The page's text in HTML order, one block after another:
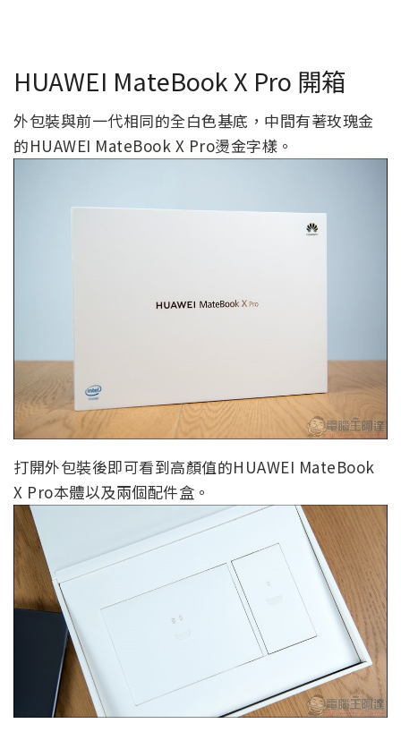
HUAWEI MateBook X Pro 開箱
外包裝與前一代相同的全白色基底，中間有著玫瑰金
的HUAWEI MateBook X Pro燙金字樣。
打開外包裝後即可看到高顏值的HUAWEI MateBook
X Pro本體以及兩個配件盒。